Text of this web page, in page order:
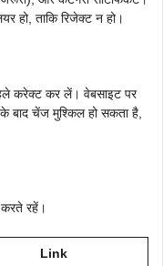
हो, ताकि रिजेक्ट न हो।
करेक्ट कर लें। वेबसाइट पर
बाद चेंज मुश्किल हो सकता है,
रहें।
Link